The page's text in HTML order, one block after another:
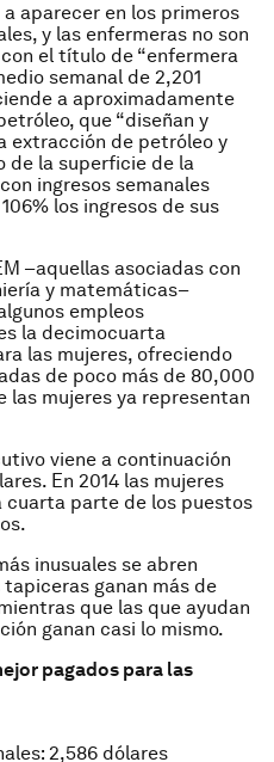
aparecer en los primeros
y las enfermeras no son
el título de “enfermera
semanal de 2,201
a aproximadamente
que “diseñan y
extracción de petróleo y
de la superficie de la
ingresos semanales
los ingresos de sus
–aquellas asociadas con
y matemáticas–
empleos
la decimocuarta
las mujeres, ofreciendo
de poco más de 80,000
las mujeres ya representan
viene a continuación
En 2014 las mujeres
cuarta parte de los puestos
inusuales se abren
ganan más de
que las que ayudan
ganan casi lo mismo.
pagados para las
2,586 dólares